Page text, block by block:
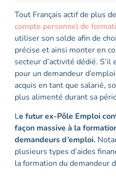
Tout Français actif de plus
compte personnel de
utiliser son solde afin de
précise et ainsi monter en
secteur d’activité dédié.
pour un demandeur
acquis en tant que salarié,
plus alimenté durant sa
Le futur ex-Pôle Emploi
façon massive à la
demandeurs d’emploi.
plusieurs types d’aides
la formation du demandeur